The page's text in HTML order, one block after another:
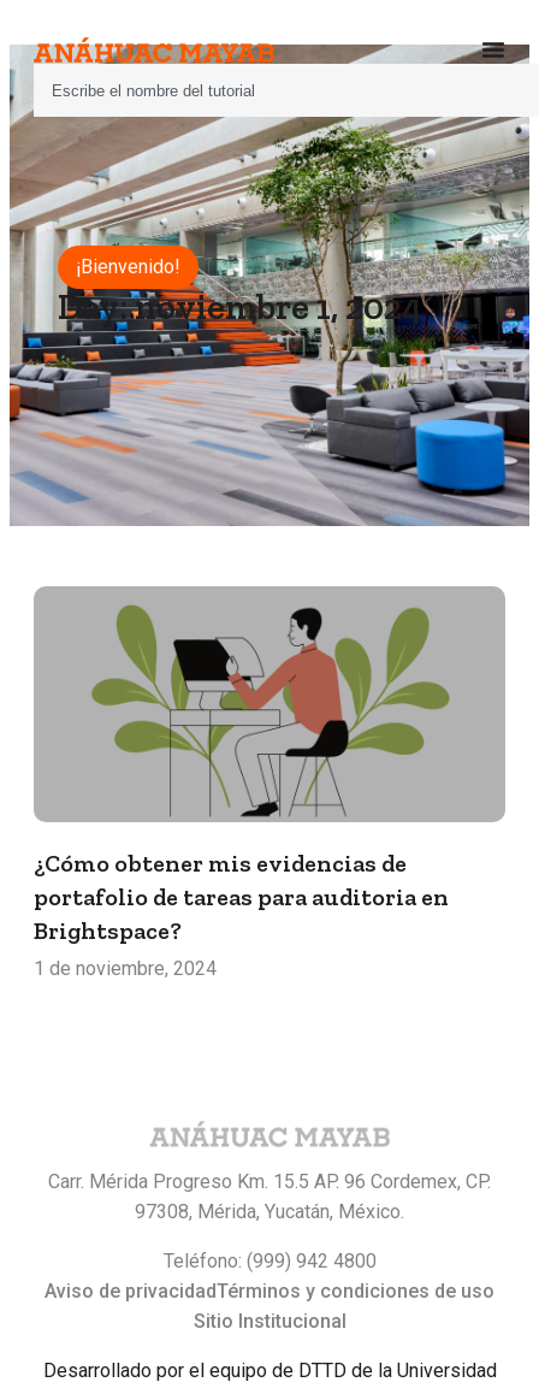
¡Bienvenido!
Day: noviembre 1, 2024
¿Cómo obtener mis evidencias de
portafolio de tareas para auditoria en
Brightspace?
1 de noviembre, 2024
Carr. Mérida Progreso Km. 15.5 AP. 96 Cordemex, CP.
97308, Mérida, Yucatán, México.
Teléfono: (999) 942 4800
Aviso de privacidadTérminos y condiciones de uso
Sitio Institucional
Desarrollado por el equipo de DTTD de la Universidad